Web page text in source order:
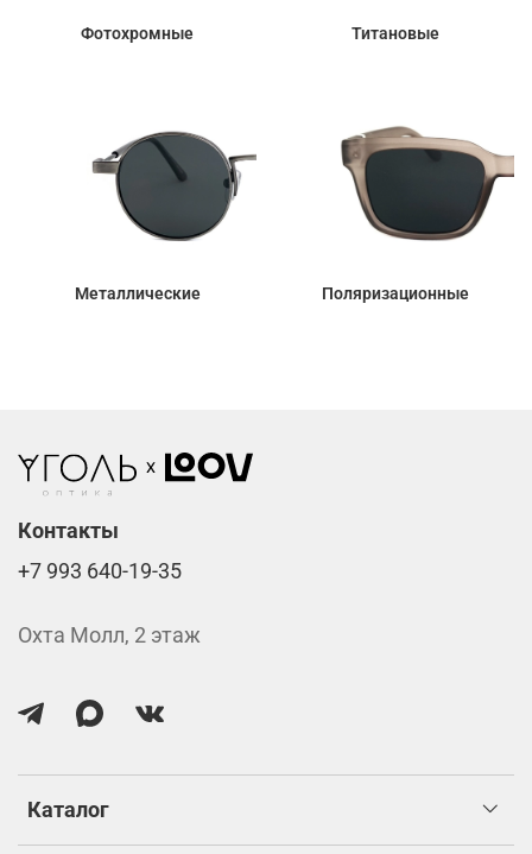
Фотохромные Титановые
Металлические Поляризационные
Каталог
Контакты
+7 993 640-19-35
Охта Молл, 2 этаж